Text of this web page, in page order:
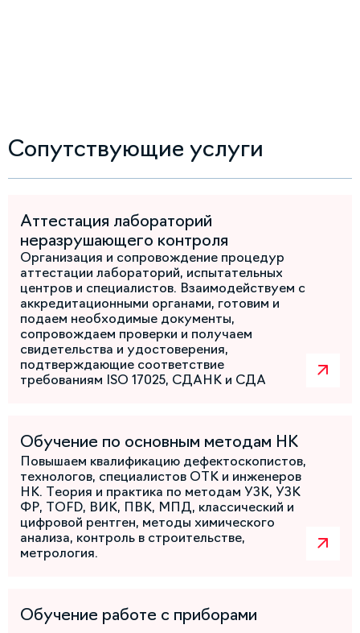
Сопутствующие услуги
Аттестация лабораторий
неразрушающего контроля
Организация и сопровождение процедур
аттестации лабораторий, испытательных
центров и специалистов. Взаимодействуем с
аккредитационными органами, готовим и
подаем необходимые документы,
сопровождаем проверки и получаем
свидетельства и удостоверения,
подтверждающие соответствие
требованиям ISO 17025, СДАНК и СДА
Обучение по основным методам НК
Повышаем квалификацию дефектоскопистов,
технологов, специалистов ОТК и инженеров
НК. Теория и практика по методам УЗК, УЗК
ФР, TOFD, ВИК, ПВК, МПД, классический и
цифровой рентген, методы химического
анализа, контроль в строительстве,
метрология.
Обучение работе с приборами